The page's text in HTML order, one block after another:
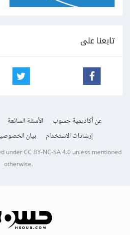
تابعنا على
عن أكاديمية حسوب الأسئلة الشائعة
إرشادات الاستخدام
بيان
underCC BY-NC-SA 4.0unless mentioned
otherwise.